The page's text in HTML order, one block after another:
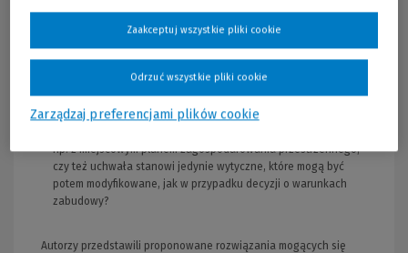
konsekwencje ze strony organu nadzoru oraz sądu, np.:
czy możliwe jest przeniesienie uchwały lokalizacyjnej,
podobnie do pozwolenia na budowę?
jakie działania ma podjąć rada gminy, kiedy przepisy stanowią,
że uchwała wygasa?
np. z miejscowym planem zagospodarowania przestrzennego,
czy też uchwała stanowi jedynie wytyczne, które mogą być
potem modyfikowane, jak w przypadku decyzji o warunkach
zabudowy?
Autorzy przedstawili proponowane rozwiązania mogących się
Zarządzaj preferencjami plików cookie
Odrzuć wszystkie pliki cookie
Zaakceptuj wszystkie pliki cookie